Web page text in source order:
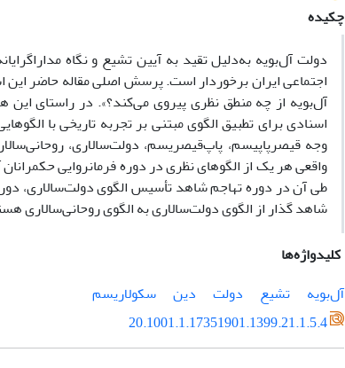
چکیده
دولت آل‌بویه به‌دلیل تقید به آیین تشیع و نگاه
اجتماعی ایران برخوردار است. پرسش اصلی مقاله حاضر
آل‌بویه از چه منطق نظری پیروی می‌کند؟». در راستای
اسنادی برای تطبیق الگوی مبتنی بر تجربه تاریخی با
وجه قیصرپاپیسم، پاپ‌قیصریسم، دولت‌سالاری،
واقعی هر یک از الگوهای نظری در دوره فرمان­روایی
طی آن در دوره تهاجم شاهد تأسیس الگوی دولت‌سالاری،
شاهد گذار از الگوی دولت‌سالاری به الگوی روحانی‌سالاری
کلیدواژه‌ها
آل‌بویه
تشیع دولت دین
سکولاریسم
20.1001.1.17351901.1399.21.1.5.4